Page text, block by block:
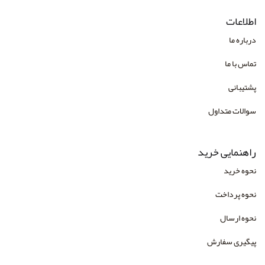
اطلاعات
درباره ما
تماس با ما
پشتیبانی
سوالات متداول
راهنمایی خرید
نحوه خرید
نحوه پرداخت
نحوه ارسال
پیگیری سفارش